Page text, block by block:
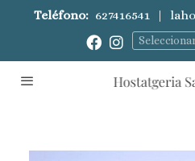
Teléfono: 627416541 |